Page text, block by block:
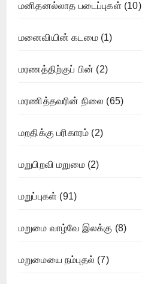
மனிதனல்லாத படைப்புகள் (10)
மனைவியின் கடமை(1)
மரணத்திற்குப் பின் (2)
மரணித்தவரின் நிலை (65)
மறதிக்கு பரிகாரம் (2)
மறுபிறவி மறுமை(2)
மறுப்புகள் (91)
மறுமை வாழ்வே இலக்கு (8)
மறுமையை நம்புதல் (7)